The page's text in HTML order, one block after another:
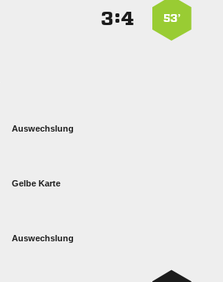
53’
:
Auswechslung
Gelbe Karte
Auswechslung